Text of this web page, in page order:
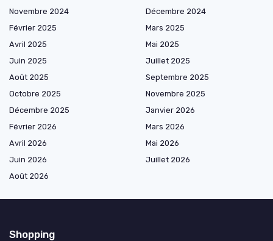
Novembre 2024
Décembre 2024
Février 2025
Mars 2025
Avril 2025
Mai 2025
Juin 2025
Juillet 2025
Août 2025
Septembre 2025
Octobre 2025
Novembre 2025
Décembre 2025
Janvier 2026
Février 2026
Mars 2026
Avril 2026
Mai 2026
Juin 2026
Juillet 2026
Août 2026
Shopping